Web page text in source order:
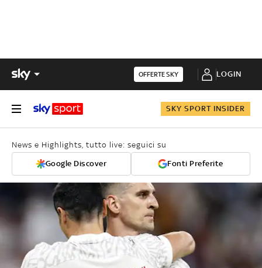
OFFERTE SKY LOGIN
SKY SPORT INSIDER
News e Highlights, tutto live: seguici su
Google Discover Fonti Preferite